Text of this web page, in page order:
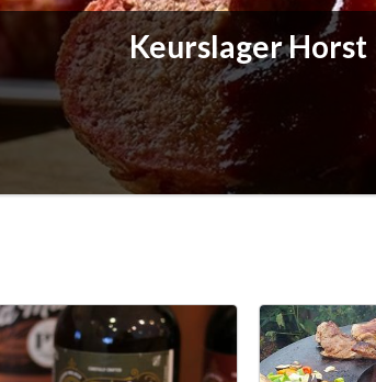
Keurslager Horst